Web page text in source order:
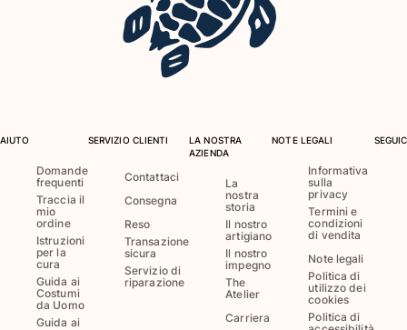
Rashguard
Abiti e Gonne
Tute
Felpe
Vedi tutti i Abbigliamento
Neonato
AIUTO
Domande
frequenti
Traccia il
mio
ordine
Istruzioni
per la
cura
Guida ai
Costumi
da Uomo
Guida ai
SERVIZIO CLIENTI
Contattaci
Consegna
Reso
Transazione
sicura
Servizio di
riparazione
LA NOSTRA
AZIENDA
La
nostra
storia
Il nostro
artigiano
Il nostro
impegno
The
Atelier
Carriera
NOTE LEGALI
Informativa
sulla
privacy
Termini e
condizioni
di vendita
Note legali
Politica di
utilizzo dei
cookies
Politica di